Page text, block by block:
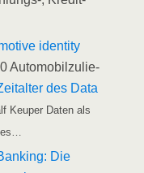
iden­ti­ty
Auto­mo­bil­zu­lie­
des Data
Keu­per Daten als
Die